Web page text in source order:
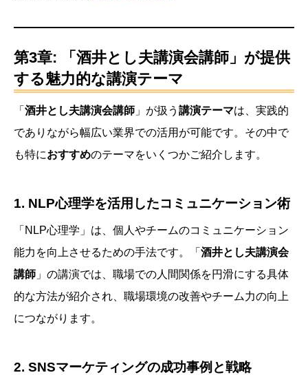
第3章: 「酒井とし夫講演会講師」が提供
する魅力的な講演テーマ
「 酒井とし夫講演会講師 」が扱う 講演テーマは、実践的
でありながら幅広い業界での活用が可能です。その中で
も特におすすめのテーマをいくつかご紹介します。
1. NLP心理学を活用したコミュニケーション術
「NLP心理学」は、個人やチームのコミュニケーション
能力を向上させるための手法です。「 酒井とし夫講演会
講師 」の講演では、職場での人間関係を円滑にする具体
的な方法が紹介され、職場環境の改善やチーム力の向上
につながります。
2. SNSマーケティングの成功事例と戦略